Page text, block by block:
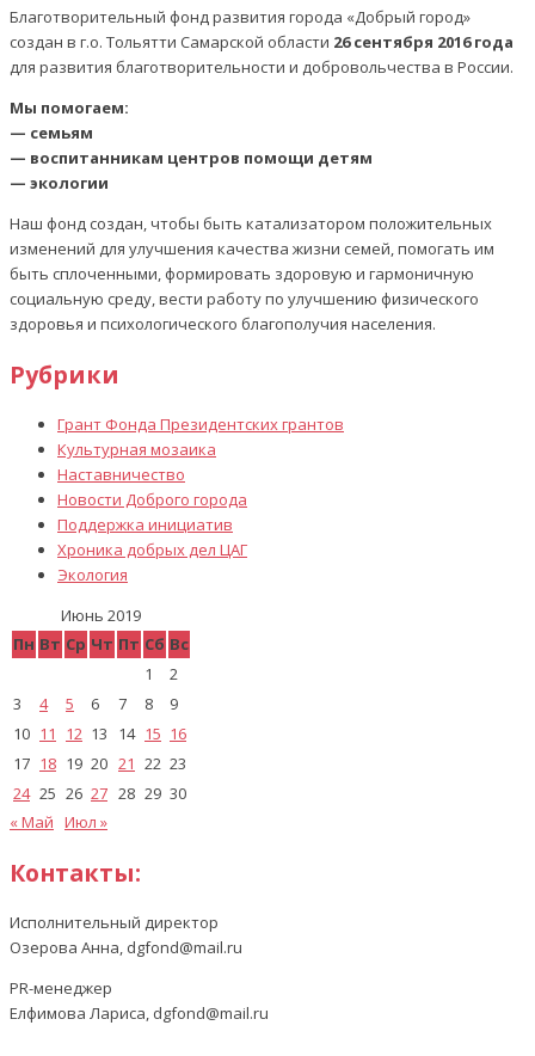
Благотворительный фонд развития города «Добрый город»
создан в г.о. Тольятти Самарской области 26 сентября 2016 года
для развития благотворительности и добровольчества в России.
Мы помогаем:
— семьям
— воспитанникам центров помощи детям
— экологии
Наш фонд создан, чтобы быть катализатором положительных
изменений для улучшения качества жизни семей, помогать им
быть сплоченными, формировать здоровую и гармоничную
социальную среду, вести работу по улучшению физического
здоровья и психологического благополучия населения.
Рубрики
Грант Фонда Президентских грантов
Культурная мозаика
Наставничество
Новости Доброго города
Поддержка инициатив
Хроника добрых дел ЦАГ
Экология
Июнь 2019
Пн Вт Ср Чт Пт Сб Вс
1
2
3
4 5 6 7 8
9
10 11 12 13 14 15 16
17 18 19 20 21 22 23
24 25 26 27 28 29 30
« Май Июл »
Контакты:
Исполнительный директор
Озерова Анна, dgfond@mail.ru
PR-менеджер
Елфимова Лариса, dgfond@mail.ru